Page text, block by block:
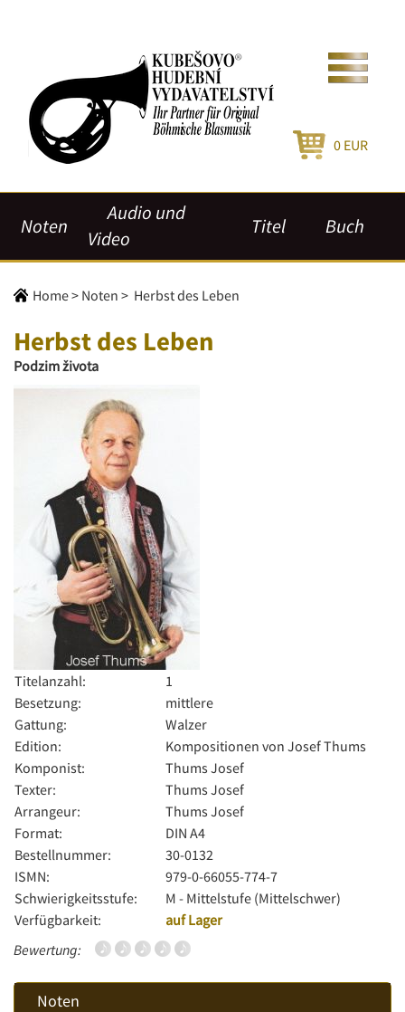
0 EUR
Noten
Audio und
Video
Titel Buch
Home> Noten > Herbst des Leben
Herbst des Leben
Podzim života
Titelanzahl:
1
Besetzung:
mittlere
Gattung:
Walzer
Edition:
Kompositionen von Josef Thums
Komponist:
Thums Josef
Texter:
Thums Josef
Arrangeur:
Thums Josef
Format:
DIN A4
Bestellnummer:
30-0132
ISMN:
979-0-66055-774-7
Schwierigkeitsstufe:
M - Mittelstufe (Mittelschwer)
Verfügbarkeit:
auf Lager
Bewertung:
Noten